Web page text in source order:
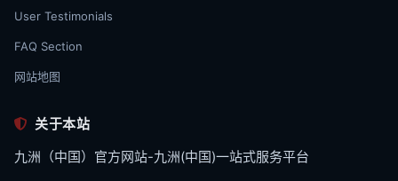
User Testimonials
FAQ Section
网站地图
关于本站
九洲（中国）官方网站-九洲(中国)一站式服务平台